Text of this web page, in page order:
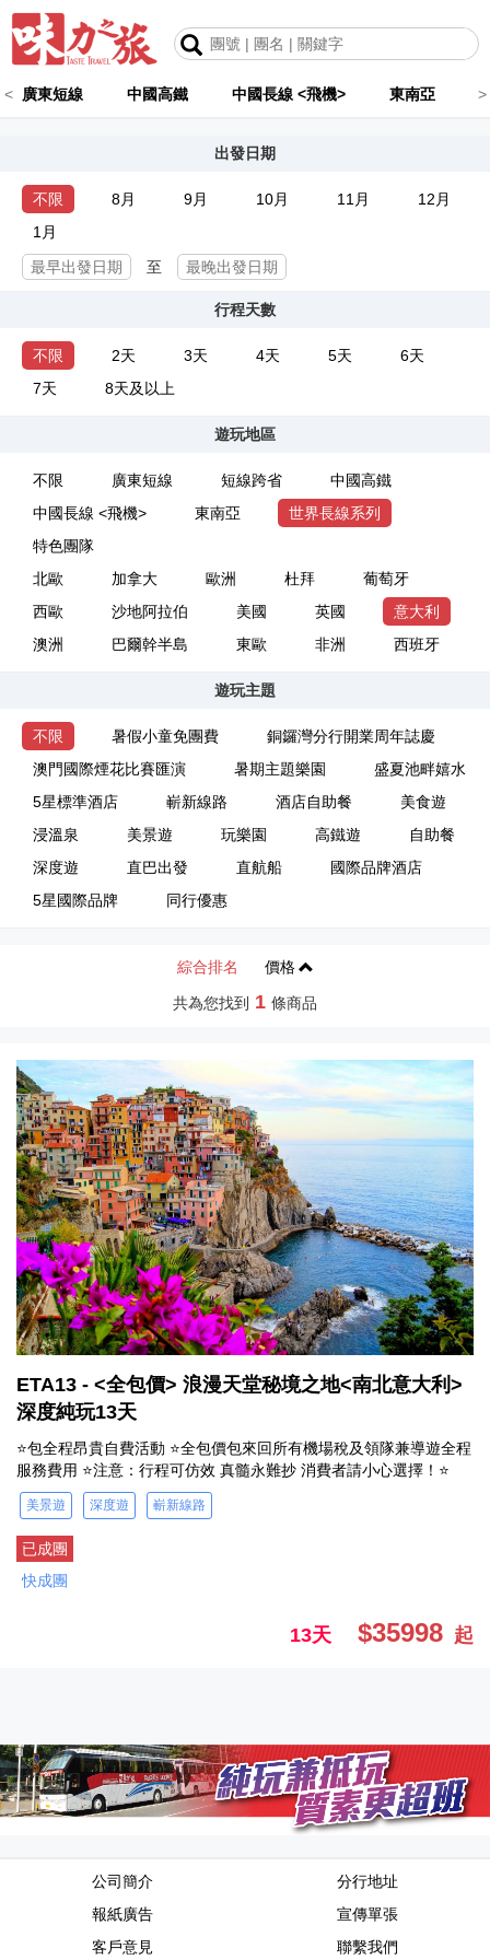
< 廣東短線 中國高鐵 中國長線 <飛機> 東南亞 >
出發日期
不限 8月 9月 10月 11月
12月
1月
至
行程天數
不限 2天 3天 4天 5天
6天
7天
8天及以上
遊玩地區
不限 廣東短線 短線跨省
中國高鐵
中國長線 <飛機>
東南亞
世界長線系列
特色團隊
北歐
加拿大 歐洲 杜拜
葡萄牙
西歐
沙地阿拉伯 美國 英國
意大利
澳洲
巴爾幹半島 東歐 非洲 西班牙
遊玩主題
不限 暑假小童免團費
銅鑼灣分行開業周年誌慶
澳門國際煙花比賽匯演
暑期主題樂園
盛夏池畔嬉水
5星標準酒店
嶄新線路 酒店自助餐
美食遊
浸溫泉
美景遊 玩樂園 高鐵遊
自助餐
深度遊
直巴出發 直航船
國際品牌酒店
5星國際品牌
同行優惠
綜合排名 價格
共為您找到 1 條商品
ETA13 - <全包價> 浪漫天堂秘境之地<南北意大利>
深度純玩13天
⭐包全程昂貴自費活動 ⭐全包價包來回所有機場稅及領隊兼導遊全程
服務費用 ⭐注意：行程可仿效 真髓永難抄 消費者請小心選擇！⭐
美景遊 深度遊 嶄新線路
已成團
快成團
13天 $35998 起
公司簡介
分行地址
報紙廣告
宣傳單張
客戶意見
聯繫我們